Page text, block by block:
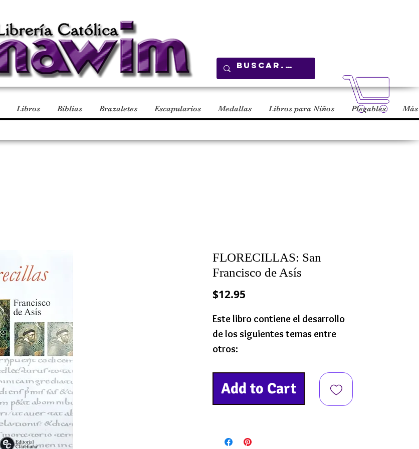
Libros Biblias Brazaletes Escapularios Medallas Libros para Niños Plegables Más
FLORECILLAS: San
Francisco de Asís
$12.95
Este libro contiene el desarrollo
de los siguientes temas entre
otros:
San Francisco y sus primeros
compañeros
La penitencia y la conversión de
San Francisco halla a Bernardo
Add to Cart